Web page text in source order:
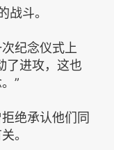
战斗。
纪念仪式上
了进攻，这也
”
绝承认他们同
。